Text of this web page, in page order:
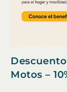
Motos –